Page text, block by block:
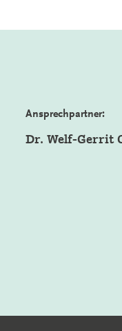
Ansprechpartner:
Dr. Welf-Gerrit